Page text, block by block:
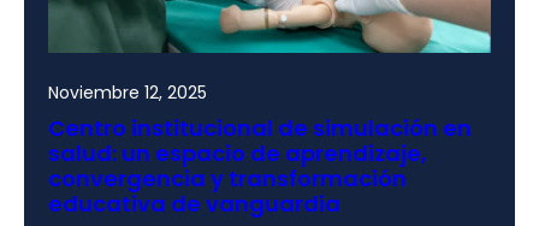
Noviembre 12, 2025
Centro institucional de simulación en
salud: un espacio de aprendizaje,
convergencia y transformación
educativa de vanguardia